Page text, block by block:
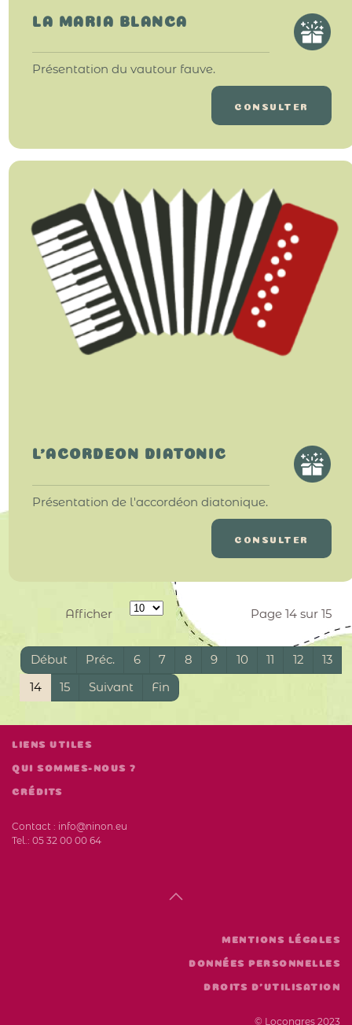
LA MARIA BLANCA
Présentation du vautour fauve.
CONSULTER
L'ACORDEON DIATONIC
Présentation de l'accordéon diatonique.
CONSULTER
Afficher Page 14 sur 15
Début Préc. 6 7 8 9 10 11 12
13
14
15 Suivant Fin
LIENS UTILES
QUI SOMMES-NOUS ?
CRÉDITS
Contact : info@ninon.eu
Tel.: 05 32 00 00 64
MENTIONS LÉGALES
DONNÉES PERSONNELLES
DROITS D'UTILISATION
© Locongres 2023